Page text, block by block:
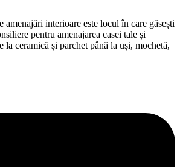
interioare este locul în care găsești
pentru amenajarea casei tale și
la ceramică și parchet până la uși, mochetă,